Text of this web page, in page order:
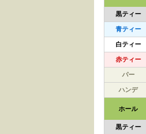
黒ティー
青ティー
白ティー
赤ティー
パー
ハンデ
ホール
黒ティー